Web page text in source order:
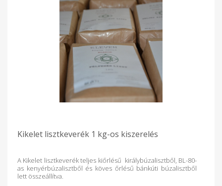
Kikelet lisztkeverék 1 kg-os kiszerelés
A Kikelet lisztkeverék teljes kiőrlésű királybúzalisztből, BL-80-
as kenyérbúzalisztből és köves őrlésű bánkúti búzalisztből
lett összeállítva.